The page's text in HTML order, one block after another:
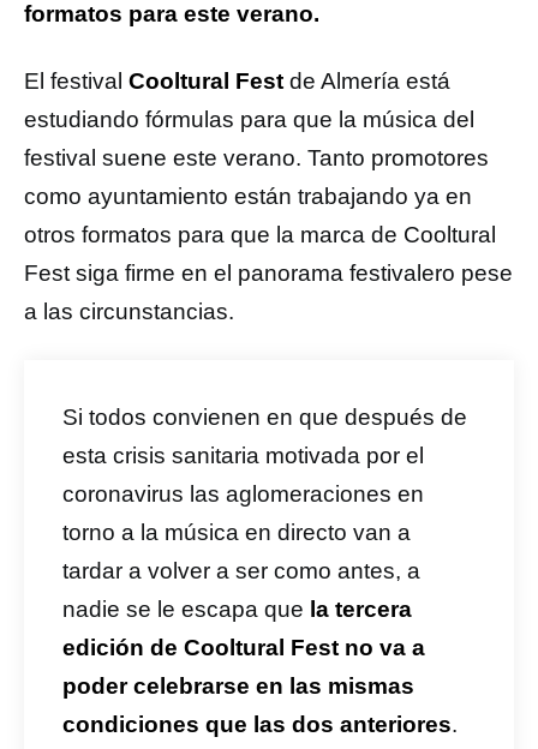
formatos para este verano.
El festival Cooltural Fest de Almería está
estudiando fórmulas para que la música del
festival suene este verano. Tanto promotores
como ayuntamiento están trabajando ya en
otros formatos para que la marca de Cooltural
Fest siga firme en el panorama festivalero pese
a las circunstancias.
Si todos convienen en que después de
esta crisis sanitaria motivada por el
coronavirus las aglomeraciones en
torno a la música en directo van a
tardar a volver a ser como antes, a
nadie se le escapa que la tercera
edición de Cooltural Fest no va a
poder celebrarse en las mismas
condiciones que las dos anteriores.